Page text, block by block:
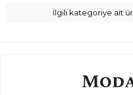
İlgili kategoriye ait